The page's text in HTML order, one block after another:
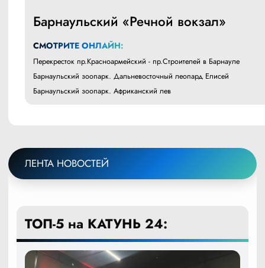
Барнаульский «Речной вокзал»
СМОТРИТЕ ОНЛАЙН:
Перекресток пр.Красноармейский - пр.Строителей в Барнауле
Барнаульский зоопарк. Дальневосточный леопард Елисей
Барнаульский зоопарк. Африканский лев
ЛЕНТА НОВОСТЕЙ
ТОП-5 на КАТУНЬ 24: